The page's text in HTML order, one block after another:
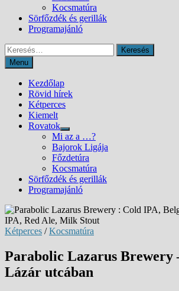
Kocsmatúra
Sörfőzdék és gerillák
Programajánló
Keresés:
Menu
Kezdőlap
Rövid hírek
Kétperces
Kiemelt
Rovatok
Show
sub
menu
Mi az a …?
Bajorok Ligája
Főzdetúra
Kocsmatúra
Sörfőzdék és gerillák
Programajánló
Kétperces /Kocsmatúra
Parabolic Lazarus Brewery
Lázár utcában